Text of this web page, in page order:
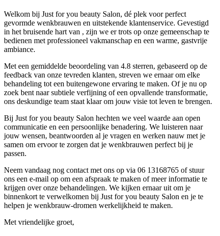
Welkom bij Just for you beauty Salon, dé plek voor perfect
gevormde wenkbrauwen en uitstekende klantenservice. Gevestigd
in het bruisende hart van , zijn we er trots op onze gemeenschap te
bedienen met professioneel vakmanschap en een warme, gastvrije
ambiance.
Met een gemiddelde beoordeling van 4.8 sterren, gebaseerd op de
feedback van onze tevreden klanten, streven we ernaar om elke
behandeling tot een buitengewone ervaring te maken. Of je nu op
zoek bent naar subtiele verfijning of een opvallende transformatie,
ons deskundige team staat klaar om jouw visie tot leven te brengen.
Bij Just for you beauty Salon hechten we veel waarde aan open
communicatie en een persoonlijke benadering. We luisteren naar
jouw wensen, beantwoorden al je vragen en werken nauw met je
samen om ervoor te zorgen dat je wenkbrauwen perfect bij je
passen.
Neem vandaag nog contact met ons op via 06 13168765 of stuur
ons een e-mail op om een afspraak te maken of meer informatie te
krijgen over onze behandelingen. We kijken ernaar uit om je
binnenkort te verwelkomen bij Just for you beauty Salon en je te
helpen je wenkbrauw-dromen werkelijkheid te maken.
Met vriendelijke groet,